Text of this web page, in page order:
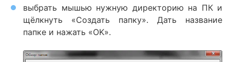
выбрать мышью нужную директорию на ПК и
щёлкнуть «Создать папку». Дать название
папке и нажать «OK».